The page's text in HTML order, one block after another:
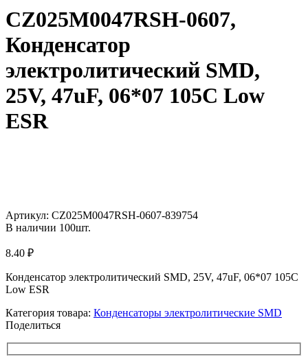
CZ025M0047RSH-0607,
Конденсатор
электролитический SMD,
25V, 47uF, 06*07 105C Low
ESR
Артикул: CZ025M0047RSH-0607-839754
В наличии 100шт.
8.40 ₽
Конденсатор электролитический SMD, 25V, 47uF, 06*07 105C
Low ESR
Категория товара: Конденсаторы электролитические SMD
Поделиться